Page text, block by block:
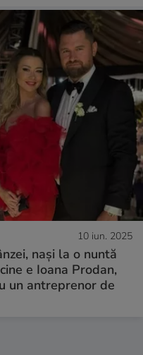
10 iun. 2025
nași la o nuntă
e Ioana Prodan,
un antreprenor de